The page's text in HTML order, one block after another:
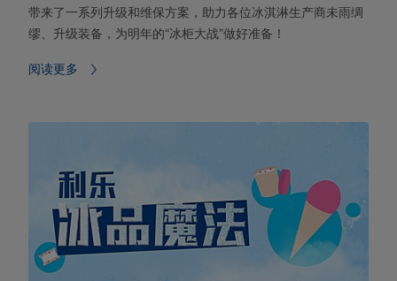
带来了一系列升级和维保方案，助力各位冰淇淋生产商未雨绸
缪、升级装备，为明年的“冰柜大战”做好准备！
阅读更多⁠